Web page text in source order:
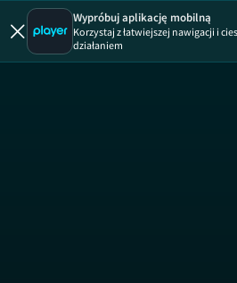
Wypróbuj aplikację mobilną
Korzystaj z łatwiejszej nawigacji i
działaniem